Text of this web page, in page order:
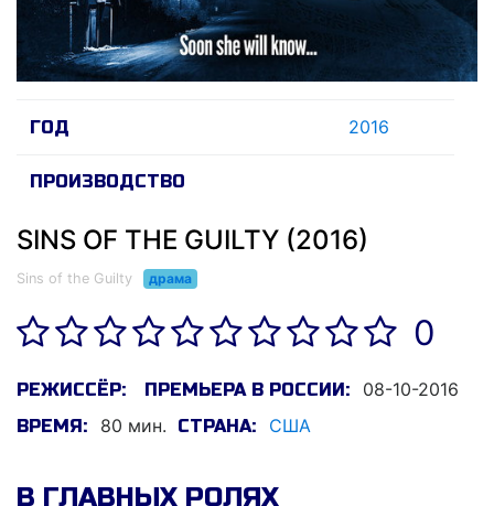
ГОД 2016
ПРОИЗВОДСТВО
SINS OF THE GUILTY (2016)
Sins of the Guilty драма
0
РЕЖИССЁР: ПРЕМЬЕРА В РОССИИ: 08-10-2016
ВРЕМЯ: 80 мин. СТРАНА: США
В ГЛАВНЫХ РОЛЯХ